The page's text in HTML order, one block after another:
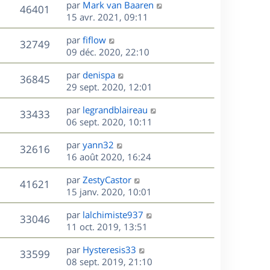
g
e
s
s
a
g
e
r
m
e
s
s
a
g
e
s
n
i
e
r
m
e
s
s
a
g
e
46401
u
D
e
r
n
i
e
r
m
e
s
s
a
g
e
par Mark van Baaren
15 avr. 2021, 09:11
32749V
u
s
D
e
r
n
i
e
r
m
e
s
s
a
g
e
par fiflow
09 déc. 2020, 22:10
36845V
u
e
D
e
r
n
i
e
r
m
e
s
s
a
g
e
par denispa
29 sept. 2020, 12:01
33433V
u
e
D
e
r
n
i
e
r
m
e
s
s
a
g
e
par legrandblaireau
06 sept. 2020, 10:11
32616V
u
D
e
r
n
i
e
r
m
e
s
s
par yann32
16 août 2020, 16:24
41621
u
e
s
D
e
r
n
i
e
r
m
par ZestyCastor
15 janv. 2020, 10:01
33046V
u
D
e
r
n
i
par lalchimiste937
11 oct. 2019, 13:51
33599V
D
e
par Hysteresis33
08 sept. 2019, 21:10